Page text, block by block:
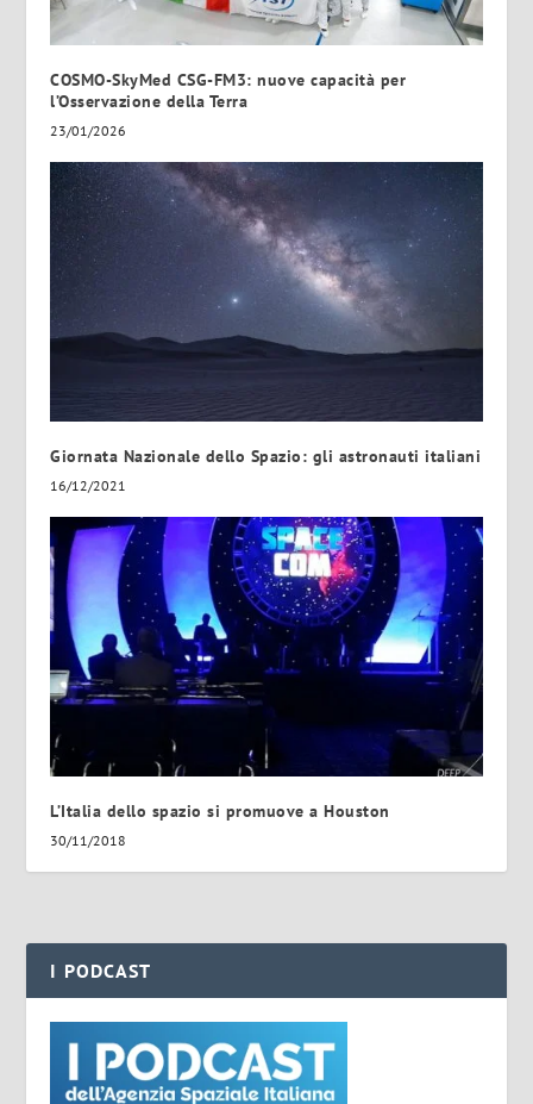
COSMO-SkyMed CSG-FM3: nuove capacità per
l’Osservazione della Terra
23/01/2026
Giornata Nazionale dello Spazio: gli astronauti italiani
16/12/2021
L’Italia dello spazio si promuove a Houston
30/11/2018
I PODCAST